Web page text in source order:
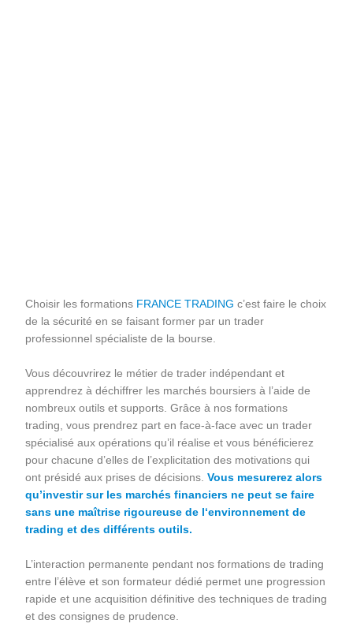
Choisir les formations FRANCE TRADINGc’est faire le choix
de la sécurité en se faisant former par un trader
professionnel spécialiste de la bourse.
Vous découvrirez le métier de trader indépendant et
apprendrez à déchiffrer les marchés boursiers à l’aide de
nombreux outils et supports. Grâce à nos formations
trading, vous prendrez part en face-à-face avec un trader
spécialisé aux opérations qu’il réalise et vous bénéficierez
pour chacune d’elles de l’explicitation des motivations qui
ont présidé aux prises de décisions.Vous mesurerez alors
qu’investir sur les marchés financiers ne peut se faire
sans une maîtrise rigoureuse de l‘environnement de
trading et des différents outils.
L’interaction permanente pendant nos formations de trading
entre l’élève et son formateur dédié permet une progression
rapide et une acquisition définitive des techniques de trading
et des consignes de prudence.